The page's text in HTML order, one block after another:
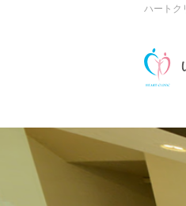
ハートク